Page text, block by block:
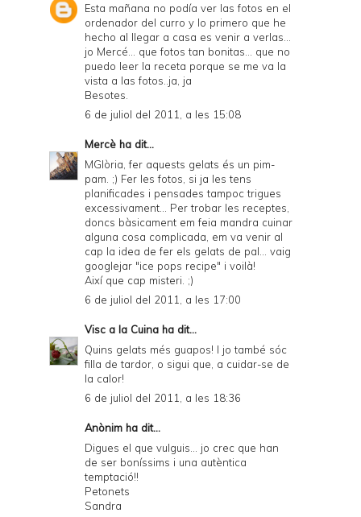
Esta mañana no podía ver las fotos en el
ordenador del curro y lo primero que he
hecho al llegar a casa es venir a verlas...
jo Mercé... que fotos tan bonitas... que no
puedo leer la receta porque se me va la
vista a las fotos..ja, ja
Besotes.
6 de juliol del 2011, a les 15:08
Mercè ha dit...
MGlòria, fer aquests gelats és un pim-
pam. ;) Fer les fotos, si ja les tens
planificades i pensades tampoc trigues
excessivament... Per trobar les receptes,
doncs bàsicament em feia mandra cuinar
alguna cosa complicada, em va venir al
cap la idea de fer els gelats de pal... vaig
googlejar "ice pops recipe" i voilà!
Així que cap misteri. ;)
6 de juliol del 2011, a les 17:00
Visc a la Cuina ha dit...
Quins gelats més guapos! I jo també sóc
filla de tardor, o sigui que, a cuidar-se de
la calor!
6 de juliol del 2011, a les 18:36
Anònim ha dit...
Digues el que vulguis... jo crec que han
de ser boníssims i una autèntica
temptació!!
Petonets
Sandra